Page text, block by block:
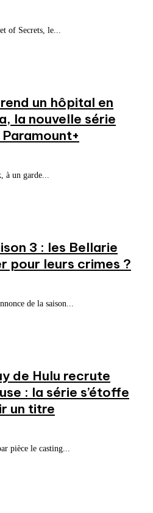
of Secrets, le...
un hôpital en
la nouvelle série
à un garde...
3 : les Bellarie
pour leurs crimes ?
de la saison...
de Hulu recrute
: la série s’étoffe
un titre
pièce le casting...